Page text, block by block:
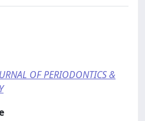
OF PERIODONTICS &